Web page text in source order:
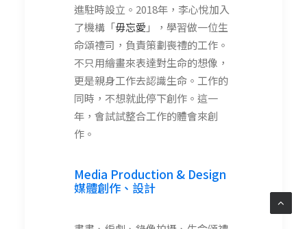
進駐時設立。2018年，李心悅加入
了機構「毋忘愛 」，學習做一位生
命頌禮司，負責策劃喪禮的工作。
不只用繪畫來表達對生命的想像，
更是親身工作去認識生命。工作的
同時，不想就此停下創作。這一
年，會試試整合工作的體會來創
作。
Media Production & Design
媒體創作、設計